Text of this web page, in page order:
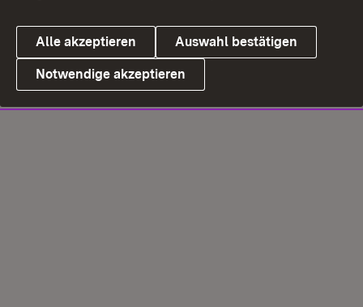
Alle akzeptieren Auswahl bestätigen
Notwendige akzeptieren